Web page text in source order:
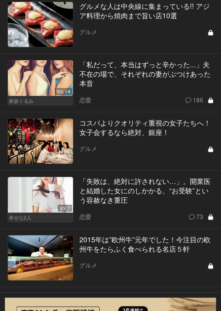
グルメな人は中央線に集まっている!! アジ
ア料理から焼肉まで旨い店10選
グルメ
Vol.14
家族ぐるみ
「私だって、本当はずっと辛かった...」夫
不在の場で、それぞれの妻がぶつけあった
本音
恋愛 186
コスパよりクオリティ重視の女子たちへ！
女子会するなら絶対、銀座！
グルメ
Vol.7
幸せな2人
「失敗は、絶対に許されない…」。開業医
と結婚した女にのしかかる、“お受験”とい
う容赦なき重圧
恋愛 73
2015年は”欧州牛”元年でした！今注目の欧
州牛をたらふく食べられる名店５軒
グルメ